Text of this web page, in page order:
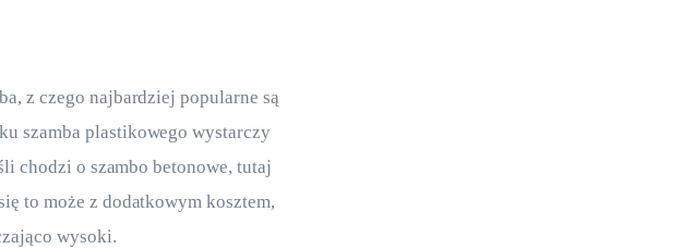
z czego najbardziej popularne są
szamba plastikowego wystarczy
chodzi o szambo betonowe, tutaj
to może z dodatkowym kosztem,
wysoki.